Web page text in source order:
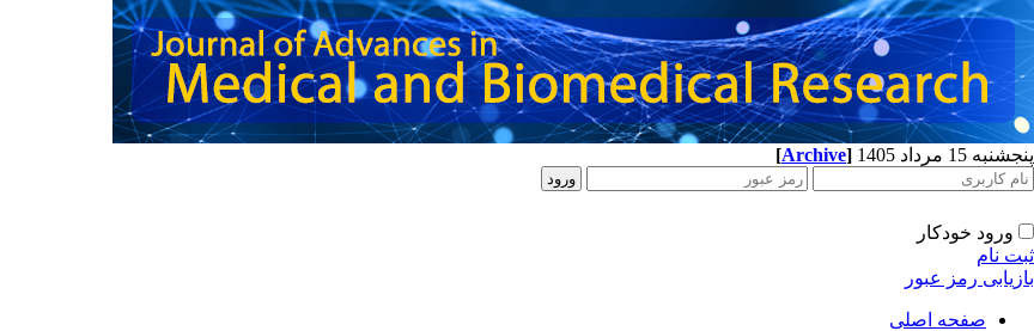
پنجشنبه 15 مرداد 1405 [Archive]
ورود خودکار
ثبت نام
بازیابی رمز عبور
صفحه اصلی